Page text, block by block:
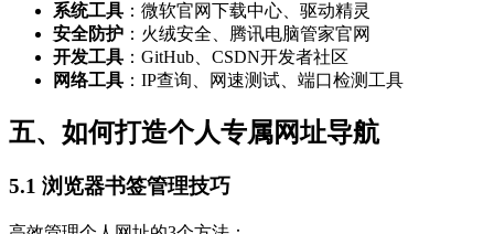
系统工具 ：微软官网下载中心、驱动精灵
安全防护 ：火绒安全、腾讯电脑管家官网
开发工具 ：GitHub、CSDN开发者社区
网络工具 ：IP查询、网速测试、端口检测工具
五、如何打造个人专属网址导航
5.1 浏览器书签管理技巧